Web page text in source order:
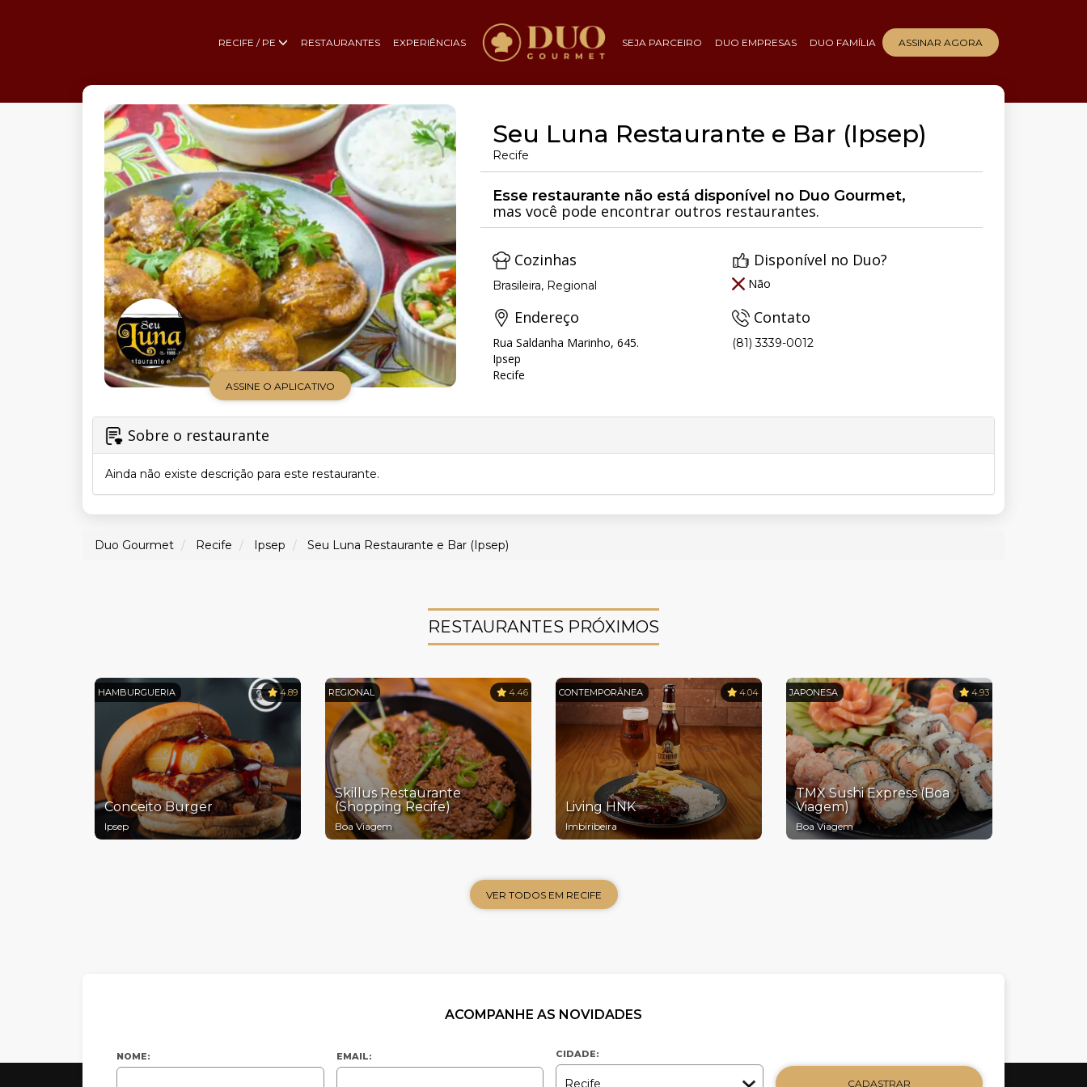
RECIFE / PE RESTAURANTES EXPERIÊNCIAS SEJA PARCEIRO DUO EMPRESAS DUO FAMÍLIA ASSINAR AGORA
ASSINE O APLICATIVO
Seu Luna Restaurante e Bar (Ipsep)
Recife
Esse restaurante não está disponível no Duo Gourmet,
mas você pode encontrar outros restaurantes.
Cozinhas
Brasileira, Regional
Disponível no Duo?
Não
Endereço
Rua Saldanha Marinho, 645.
Ipsep
Recife
Contato
(81) 3339-0012
Sobre o restaurante
Ainda não existe descrição para este restaurante.
Duo Gourmet Recife Ipsep Seu Luna Restaurante e Bar (Ipsep)
RESTAURANTES PRÓXIMOS
HAMBURGUERIA 4.89
Conceito Burger
Ipsep
REGIONAL 4.46
Skillus Restaurante
(Shopping Recife)
Boa Viagem
CONTEMPORÂNEA 4.04
Living HNK
Imbiribeira
JAPONESA 4.93
TMX Sushi Express (Boa
Viagem)
Boa Viagem
VER TODOS EM RECIFE
ACOMPANHE AS NOVIDADES
NOME: EMAIL: CIDADE:
CADASTRAR